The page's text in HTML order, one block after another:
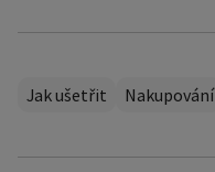
Jak ušetřit Nakupování